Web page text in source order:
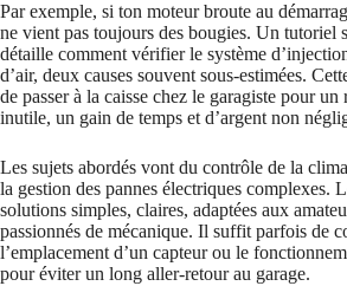
Par exemple, si ton moteur broute au
ne vient pas toujours des bougies. Un tutoriel
détaille comment vérifier le système
d’air, deux causes souvent sous-estimées.
de passer à la caisse chez le garagiste pour un
inutile, un gain de temps et d’argent non
Les sujets abordés vont du contrôle de la
la gestion des pannes électriques complexes.
solutions simples, claires, adaptées aux
passionnés de mécanique. Il suffit parfois de
l’emplacement d’un capteur ou le
pour éviter un long aller-retour au garage.